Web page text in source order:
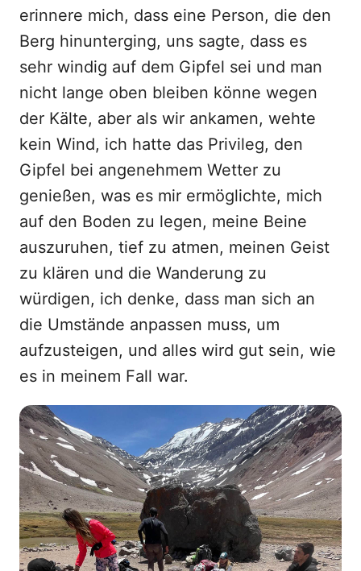
erinnere mich, dass eine Person, die den
Berg hinunterging, uns sagte, dass es
sehr windig auf dem Gipfel sei und man
nicht lange oben bleiben könne wegen
der Kälte, aber als wir ankamen, wehte
kein Wind, ich hatte das Privileg, den
Gipfel bei angenehmem Wetter zu
genießen, was es mir ermöglichte, mich
auf den Boden zu legen, meine Beine
auszuruhen, tief zu atmen, meinen Geist
zu klären und die Wanderung zu
würdigen, ich denke, dass man sich an
die Umstände anpassen muss, um
aufzusteigen, und alles wird gut sein, wie
es in meinem Fall war.